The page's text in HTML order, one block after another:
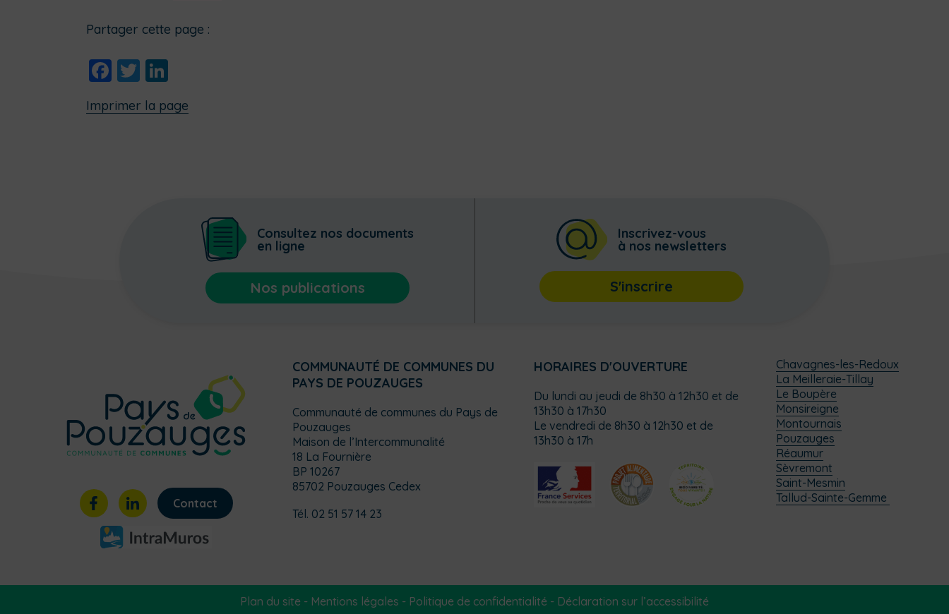
Partager cette page :
Facebook
Twitter
Imprimer la page
Consultez nos documents
en ligne
Nos publications
Inscrivez-vous
à nos newsletters
S'inscrire
Contact
COMMUNAUTÉ DE COMMUNES DU
PAYS DE POUZAUGES
Communauté de communes du Pays de
Pouzauges
Maison de l’Intercommunalité
18 La Fournière
BP 10267
85702 Pouzauges Cedex
Tél. 02 51 57 14 23
HORAIRES D'OUVERTURE
Du lundi au jeudi de 8h30 à 12h30 et de
13h30 à 17h30
Le vendredi de 8h30 à 12h30 et de
13h30 à 17h
Chavagnes-les-Redoux
La Meilleraie-Tillay
Le Boupère
Monsireigne
Montournais
Pouzauges
Réaumur
Sèvremont
Saint-Mesmin
Tallud-Sainte-Gemme
Plan du site - Mentions légales - Politique de confidentialité - Déclaration sur l’accessibilité